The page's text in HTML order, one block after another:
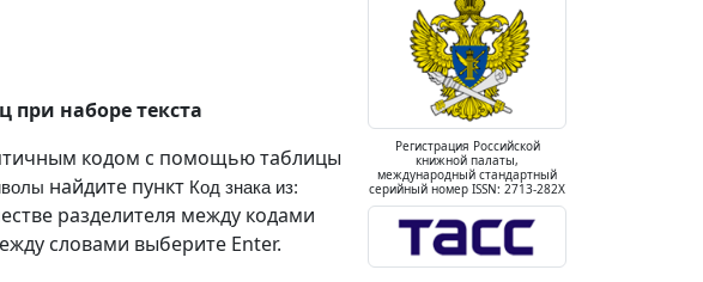
наборе текста
кодом с помощью таблицы
найдите пункт Код знака из:
разделителя между кодами
словами выберите Enter.
Регистрация Российской
книжной палаты,
международный стандартный
серийный номер ISSN: 2713-282X